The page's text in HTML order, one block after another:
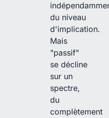
du niveau
d'implication.
Mais
"passif"
se décline
sur un
spectre,
du
complètement